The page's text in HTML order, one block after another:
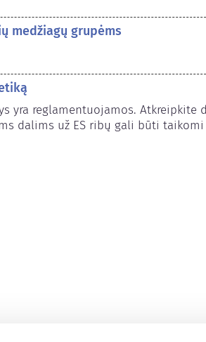
medžiagų grupėms
yra reglamentuojamos. Atkreipkite
dalims už ES ribų gali būti